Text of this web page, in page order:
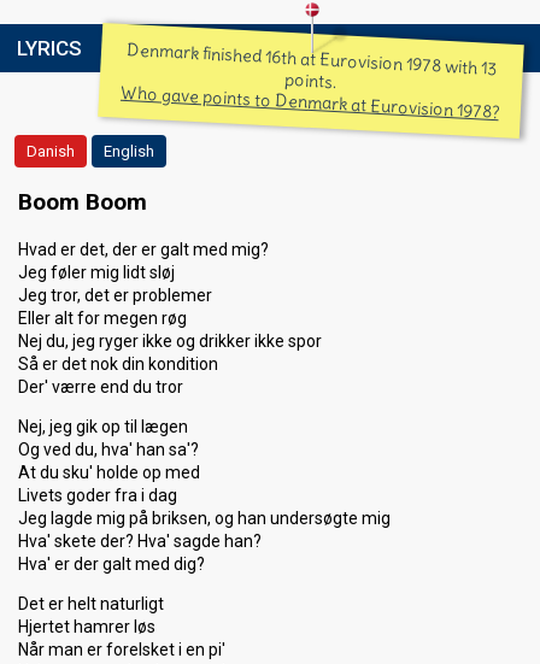
LYRICS Denmark finished 16th at Eurovision 1978 with 13
points.
Who gave points to Denmark at Eurovision 1978?
Danish English
Boom Boom
Hvad er det, der er galt med mig?
Jeg føler mig lidt sløj
Jeg tror, det er problemer
Eller alt for megen røg
Nej du, jeg ryger ikke og drikker ikke spor
Så er det nok din kondition
Der' værre end du tror
Nej, jeg gik op til lægen
Og ved du, hva' han sa'?
At du sku' holde op med
Livets goder fra i dag
Jeg lagde mig på briksen, og han undersøgte mig
Hva' skete der? Hva' sagde han?
Hva' er der galt med dig?
Det er helt naturligt
Hjertet hamrer løs
Når man er forelsket i en pi'